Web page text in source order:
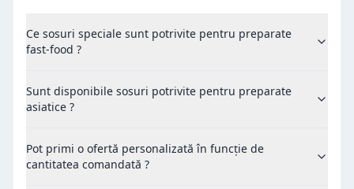
Ce sosuri speciale sunt potrivite pentru preparate
fast-food ?
Sunt disponibile sosuri potrivite pentru preparate
asiatice ?
Pot primi o ofertă personalizată în funcție de
cantitatea comandată ?